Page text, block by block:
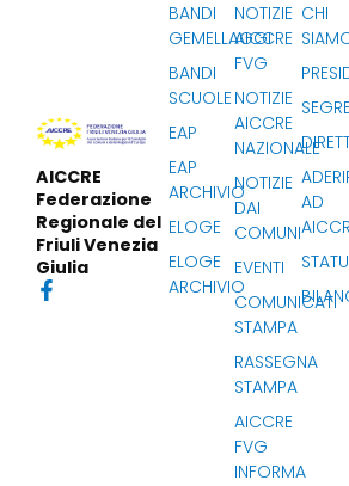
AICCRE
Federazione
Regionale del
Friuli Venezia
Giulia
CHI
AD
NOTIZIE
AICCRE
FVG
NOTIZIE
AICCRE
NAZIONALE
NOTIZIE
DAI
COMUNI
EVENTI
COMUNICATI
STAMPA
RASSEGNA
STAMPA
AICCRE
FVG
INFORMA
BANDI
GEMELLAGGI
BANDI
SCUOLE
EAP
EAP
ARCHIVIO
ELOGE
ELOGE
ARCHIVIO